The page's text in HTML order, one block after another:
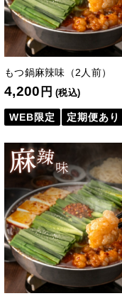
もつ鍋麻辣味（2人前）
4,200 円 (税込)
WEB限定 定期便あり